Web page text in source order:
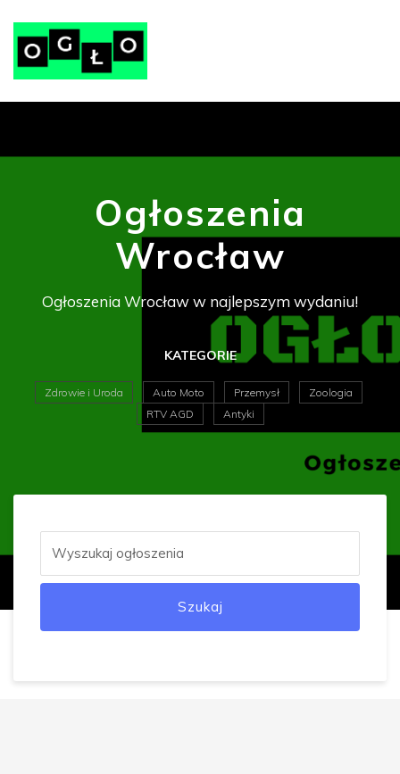
Ogłoszenia
Wrocław
Ogłoszenia Wrocław w najlepszym wydaniu!
KATEGORIE
Zdrowie i Uroda Auto Moto Przemysł
Zoologia
RTV AGD
Antyki
Szukaj